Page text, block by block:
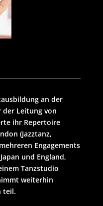
an der
der Leitung von
ihr Repertoire
(Jazztanz,
Engagements
und England,
Tanzstudio
weiterhin
teil.